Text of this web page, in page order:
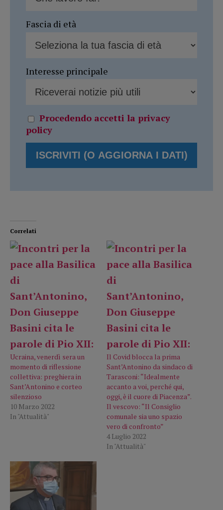
Fascia di età
Interesse principale
Procedendo accetti la privacy
policy
Correlati
Ucraina, venerdì sera un
momento di riflessione
collettiva: preghiera in
Sant’Antonino e corteo
silenzioso
10 Marzo 2022
In "Attualità"
Il Covid blocca la prima
Sant’Antonino da sindaco di
Tarasconi: “Idealmente
accanto a voi, perché qui,
oggi, è il cuore di Piacenza”.
Il vescovo: “Il Consiglio
comunale sia uno spazio
vero di confronto”
4 Luglio 2022
In "Attualità"